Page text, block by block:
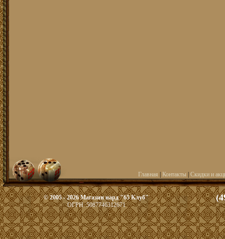
Главная Контакты| Скидки и
© 2005 - 2026 Магазин нард "65 Клуб"
ОГРН: 5087746312671